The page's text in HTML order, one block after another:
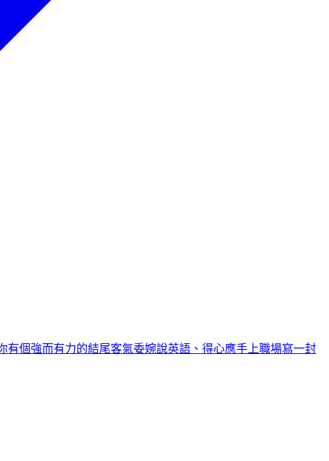
有個強而有力的結尾客氣委婉說英語、得心應手上職場寫一封